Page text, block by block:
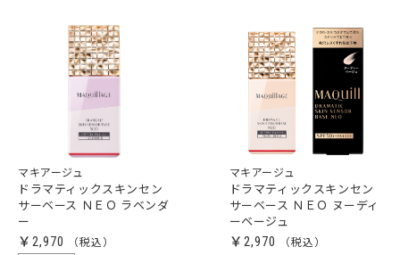
マキアージュ
ドラマティックスキンセン
サーベース ＮＥＯ ラベンダ
ー
￥2,970
マキアージュ
ドラマティックスキンセン
サーベース ＮＥＯ ヌーディ
ーベージュ
￥2,970